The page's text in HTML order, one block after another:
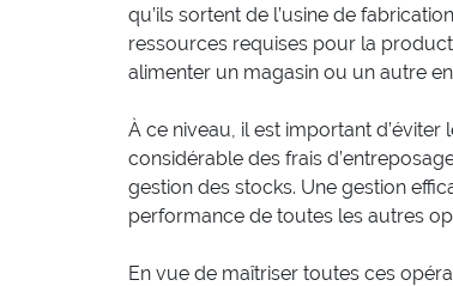
qu’ils sortent de l’usine de
ressources requises pour la
alimenter un magasin ou un autre
À ce niveau, il est important
considérable des frais
gestion des stocks. Une gestion
performance de toutes les autres
En vue de maîtriser toutes ces